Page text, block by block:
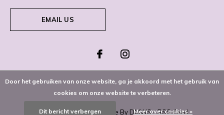
EMAIL US
© Copyright2026- Theme By DMWS-RSS-feed
Door het gebruiken van onze website, ga je akkoord met het gebruik van
cookies om onze website te verbeteren.
Dit bericht verbergen Meer over cookies »